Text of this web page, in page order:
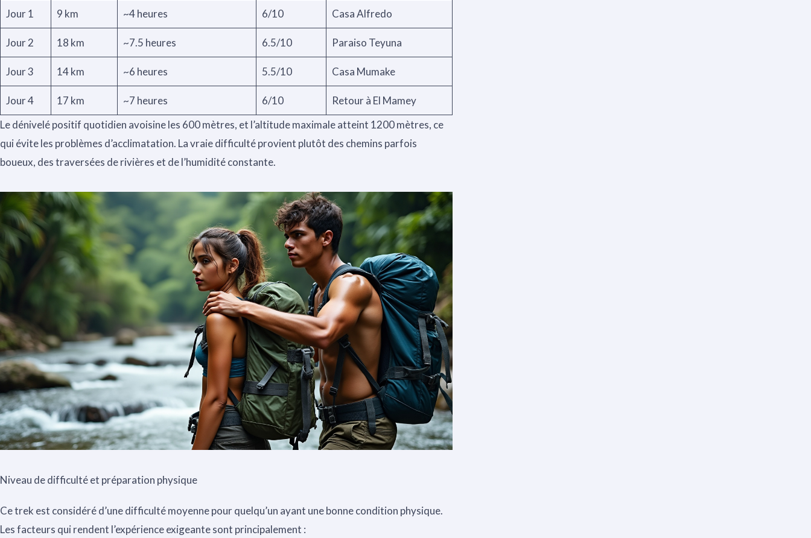
Jour 1 9 km ~4 heures 6/10 Casa Alfredo
Jour 2 18 km ~7.5 heures 6.5/10 Paraiso Teyuna
Jour 3 14 km ~6 heures 5.5/10 Casa Mumake
Jour 4 17 km ~7 heures 6/10
Retour à El Mamey
Le dénivelé positif quotidien avoisine les 600 mètres, et l’altitude maximale atteint 1200 mètres, ce
qui évite les problèmes d’acclimatation. La vraie difficulté provient plutôt des chemins parfois
boueux, des traversées de rivières et de l’humidité constante.
Niveau de difficulté et préparation physique
Ce trek est considéré d’une difficulté moyenne pour quelqu’un ayant une bonne condition physique.
Les facteurs qui rendent l’expérience exigeante sont principalement :